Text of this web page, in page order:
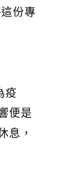
份專
疫
便是
息，